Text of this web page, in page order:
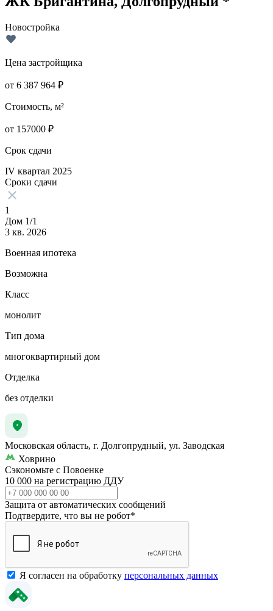
Новостройка
Цена застройщика
от 6 387 964 ₽
Стоимость, м²
от 157000 ₽
Срок сдачи
IV квартал 2025
Сроки сдачи
1
Дом 1/1
3 кв. 2026
Военная ипотека
Возможна
Класс
монолит
Тип дома
многоквартирный дом
Отделка
без отделки
Московская область, г. Долгопрудный, ул. Заводская
Ховрино
Сэкономьте с Повоенке
10 000 на регистрацию ДДУ
Защита от автоматических сообщений
Подтвердите, что вы не робот*
Я согласен на обработку персональных данных